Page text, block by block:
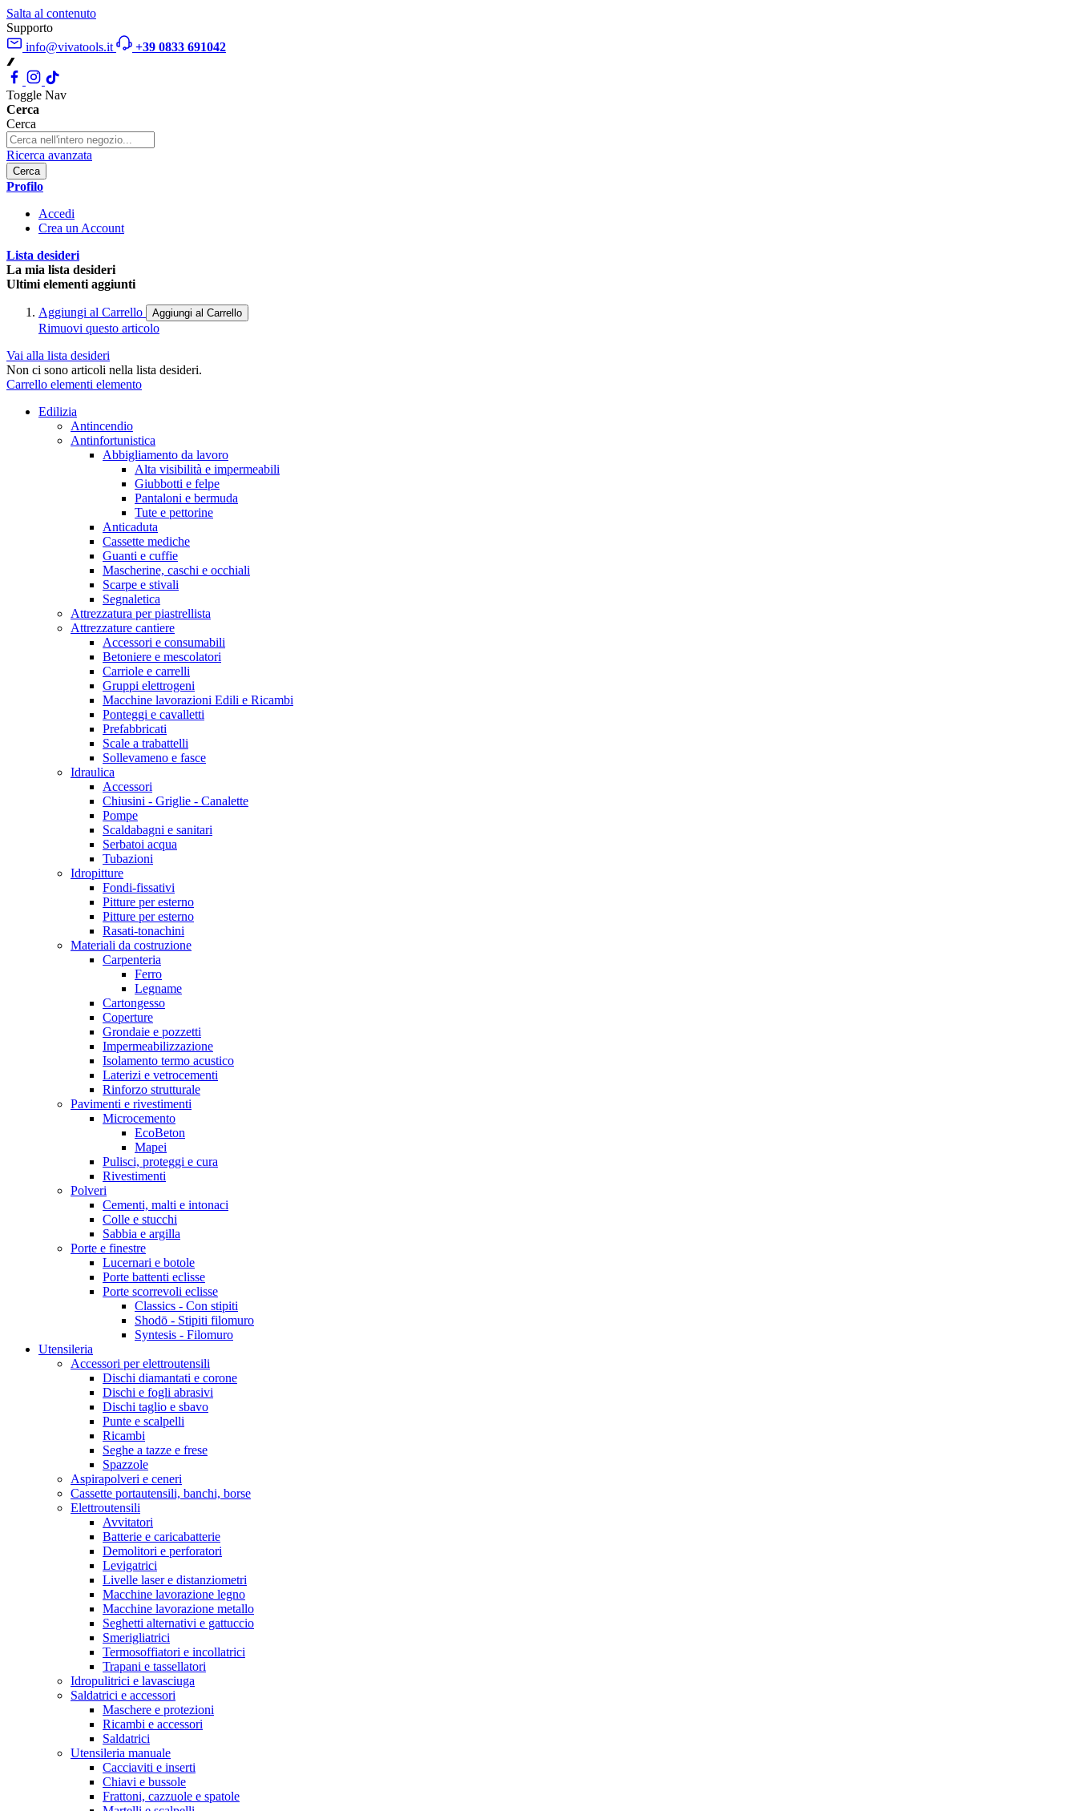
Salta al contenuto
Supporto
info@vivatools.it
+39 0833 691042
Toggle Nav
Cerca
Cerca
Ricerca avanzata
Cerca
Profilo
Accedi
Crea un Account
Lista desideri
La mia lista desideri
Ultimi elementi aggiunti
Aggiungi al Carrello Aggiungi al Carrello
Rimuovi questo articolo
Vai alla lista desideri
Non ci sono articoli nella lista desideri.
Carrello elementi elemento
Edilizia
Antincendio
Antinfortunistica
Abbigliamento da lavoro
Alta visibilità e impermeabili
Giubbotti e felpe
Pantaloni e bermuda
Tute e pettorine
Anticaduta
Cassette mediche
Guanti e cuffie
Mascherine, caschi e occhiali
Scarpe e stivali
Segnaletica
Attrezzatura per piastrellista
Attrezzature cantiere
Accessori e consumabili
Betoniere e mescolatori
Carriole e carrelli
Gruppi elettrogeni
Macchine lavorazioni Edili e Ricambi
Ponteggi e cavalletti
Prefabbricati
Scale a trabattelli
Sollevameno e fasce
Idraulica
Accessori
Chiusini - Griglie - Canalette
Pompe
Scaldabagni e sanitari
Serbatoi acqua
Tubazioni
Idropitture
Fondi-fissativi
Pitture per esterno
Pitture per esterno
Rasati-tonachini
Materiali da costruzione
Carpenteria
Ferro
Legname
Cartongesso
Coperture
Grondaie e pozzetti
Impermeabilizzazione
Isolamento termo acustico
Laterizi e vetrocementi
Rinforzo strutturale
Pavimenti e rivestimenti
Microcemento
EcoBeton
Mapei
Pulisci, proteggi e cura
Rivestimenti
Polveri
Cementi, malti e intonaci
Colle e stucchi
Sabbia e argilla
Porte e finestre
Lucernari e botole
Porte battenti eclisse
Porte scorrevoli eclisse
Classics - Con stipiti
Shodō - Stipiti filomuro
Syntesis - Filomuro
Utensileria
Accessori per elettroutensili
Dischi diamantati e corone
Dischi e fogli abrasivi
Dischi taglio e sbavo
Punte e scalpelli
Ricambi
Seghe a tazze e frese
Spazzole
Aspirapolveri e ceneri
Cassette portautensili, banchi, borse
Elettroutensili
Avvitatori
Batterie e caricabatterie
Demolitori e perforatori
Levigatrici
Livelle laser e distanziometri
Macchine lavorazione legno
Macchine lavorazione metallo
Seghetti alternativi e gattuccio
Smerigliatrici
Termosoffiatori e incollatrici
Trapani e tassellatori
Idropulitrici e lavasciuga
Saldatrici e accessori
Maschere e protezioni
Ricambi e accessori
Saldatrici
Utensileria manuale
Cacciaviti e inserti
Chiavi e bussole
Frattoni, cazzuole e spatole